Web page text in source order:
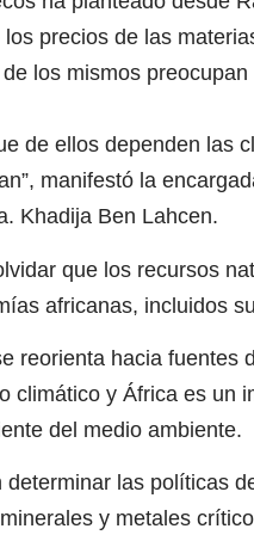
precios de las
los mismos
de ellos dependen las
manifestó la
Khadija Ben Lahcen.
que los recursos
africanas, incluidos
reorienta hacia fuentes
climático y África es un
del medio ambiente.
determinar las políticas
y metales